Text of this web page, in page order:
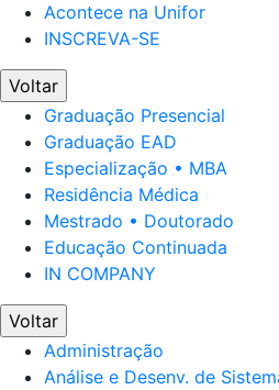
Acontece na Unifor
INSCREVA-SE
Voltar
Graduação Presencial
Graduação EAD
Especialização • MBA
Residência Médica
Mestrado • Doutorado
Educação Continuada
IN COMPANY
Voltar
Administração
Análise e Desenv. de